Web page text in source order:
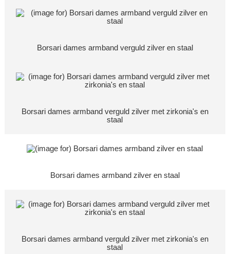
Borsari dames armband verguld zilver en staal
Borsari dames armband verguld zilver met zirkonia's en
staal
Borsari dames armband zilver en staal
Borsari dames armband verguld zilver met zirkonia's en
staal